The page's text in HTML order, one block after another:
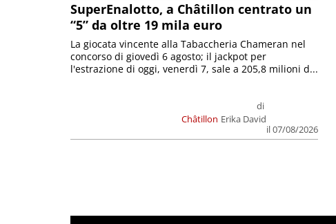
SuperEnalotto, a Châtillon centrato un
“5” da oltre 19 mila euro
Châtillon
di
Erika David
il 07/08/2026
La giocata vincente alla Tabaccheria Chameran nel
concorso di giovedì 6 agosto; il jackpot per
l'estrazione di oggi, venerdì 7, sale a 205,8 milioni d...